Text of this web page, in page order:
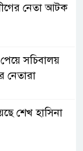
নেতা আটক
সচিবালয়
নেতারা
শেখ হাসিনা